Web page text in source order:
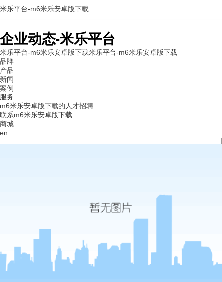
企业动态-米乐平台
米乐平台-m6米乐安卓版下载米乐平台-m6米乐安卓版下载
品牌
产品
新闻
案例
服务
m6米乐安卓版下载的人才招聘
联系m6米乐安卓版下载
商城
en
|
米乐平台-m6米乐安卓版下载